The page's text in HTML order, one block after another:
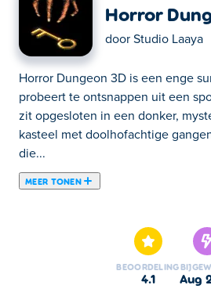
Horror
door Studio Laaya
Horror Dungeon 3D is een enge
probeert te ontsnappen uit een
zit opgesloten in een donker,
kasteel met doolhofachtige
die...
MEER TONEN
zit opgesloten in een donker,
kasteel met doolhofachtige
die kunnen worden ontgrendeld
BEOORDELING
4.1 aug